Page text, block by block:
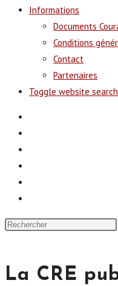
Informations
Documents
Conditions
Contact
Partenaires
Toggle website search
La CRE